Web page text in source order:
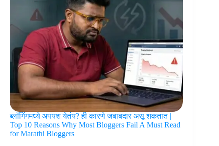
ब्लॉगिंगमध्ये अपयश येतंय? ही कारणे जबाबदार असू शकतात |
Top 10 Reasons Why Most Bloggers Fail A Must Read
for Marathi Bloggers